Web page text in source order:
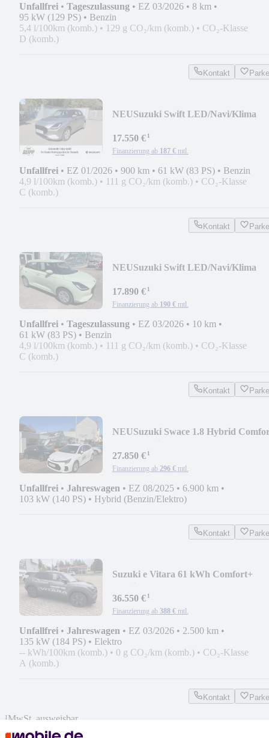
Unfallfrei • Tageszulassung • EZ 03/2026 • 8 km •
95 kW (129 PS) • Benzin
5,4 l/100km (komb.) • 129 g CO₂/km (komb.) • CO₂-Klasse
D (komb.)
Kontakt
NEUSuzuki Swift LED/Navi/Klima
17.550 €¹
Finanzierung ab 187 € mtl.
Unfallfrei • EZ 01/2026 • 900 km • 61 kW (83 PS) • Benzin
4,9 l/100km (komb.) • 111 g CO₂/km (komb.) • CO₂-Klasse
C (komb.)
Kontakt
NEUSuzuki Swift LED/Navi/Klima
17.890 €¹
Finanzierung ab 190 € mtl.
Unfallfrei • Tageszulassung • EZ 03/2026 • 10 km •
61 kW (83 PS) • Benzin
4,9 l/100km (komb.) • 111 g CO₂/km (komb.) • CO₂-Klasse
C (komb.)
Kontakt
NEUSuzuki Swace 1.8 Hybrid
27.850 €¹
Finanzierung ab 296 € mtl.
Unfallfrei • Jahreswagen • EZ 08/2025 • 6.900 km •
103 kW (140 PS) • Hybrid (Benzin/Elektro)
Kontakt
Suzuki e Vitara 61 kWh Comfort+
36.550 €¹
Finanzierung ab 388 € mtl.
Unfallfrei • Jahreswagen • EZ 03/2026 • 2.500 km •
135 kW (184 PS) • Elektro
-- kWh/100km (komb.) • 0 g CO₂/km (komb.) • CO₂-Klasse
A (komb.)
Kontakt
¹MwSt. ausweisbar